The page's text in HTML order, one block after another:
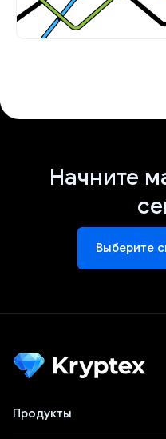
Начните
Выберите
Продукты